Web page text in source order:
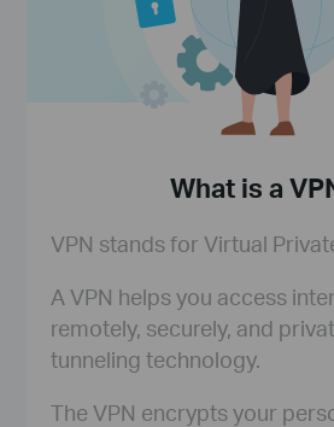
What is a
VPN stands for Virtual
A VPN helps you access
remotely, securely, and
tunneling technology.
The VPN encrypts your